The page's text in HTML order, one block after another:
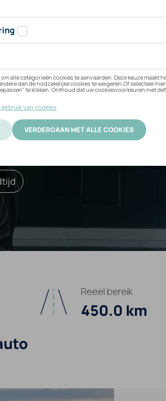
i5
beste bij uw elektrische
Activatie
Reëel bereik
450.0 km